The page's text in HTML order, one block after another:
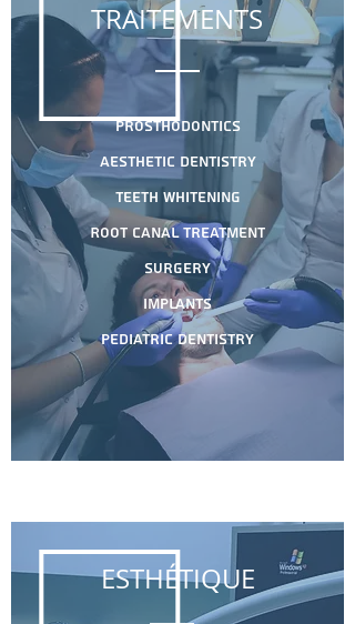
TRAITEMENTS
Prosthodontics
Aesthetic Dentistry
Teeth Whitening
Root Canal treatment
Surgery
Implants
Pediatric Dentistry
​ESTHÉTIQUE